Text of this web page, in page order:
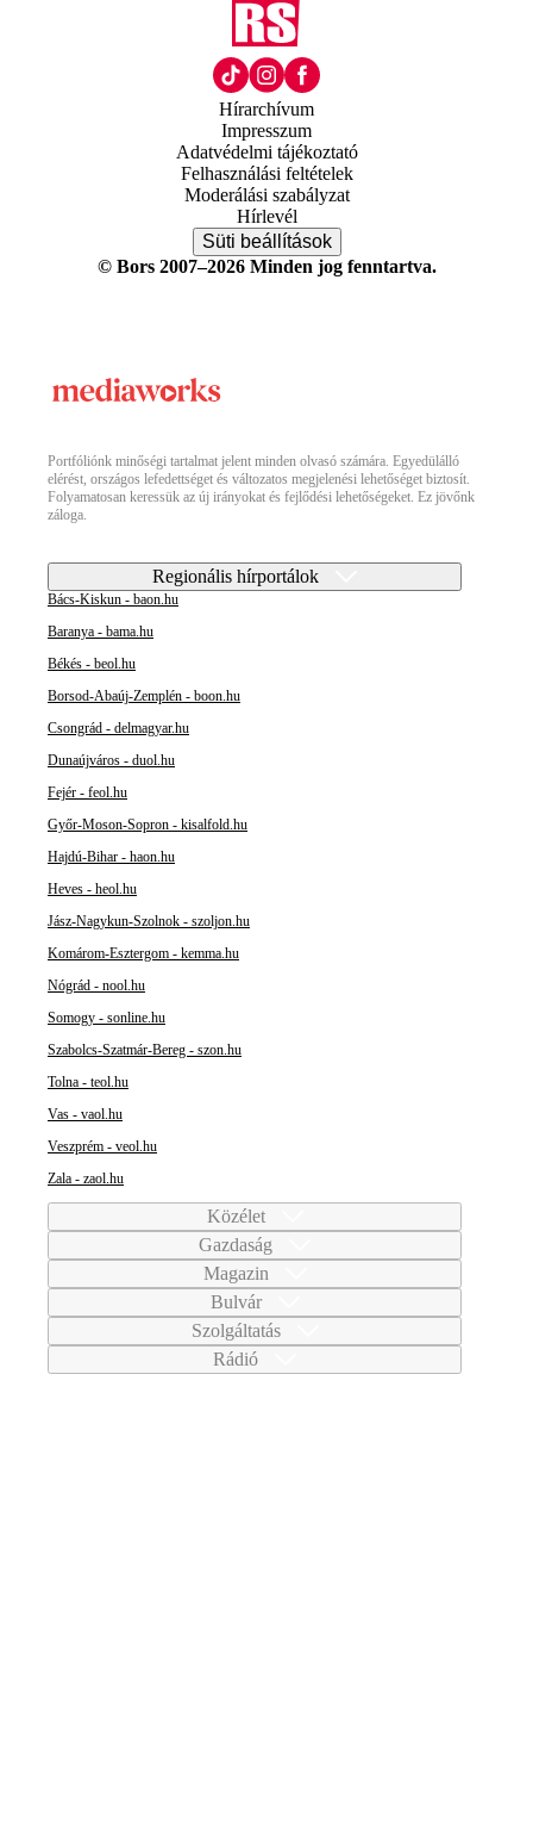
Hírarchívum
Impresszum
Adatvédelmi tájékoztató
Felhasználási feltételek
Moderálási szabályzat
Hírlevél
Süti beállítások
© Bors 2007–2026 Minden jog fenntartva.
Portfóliónk minőségi tartalmat jelent minden olvasó számára. Egyedülálló
elérést, országos lefedettséget és változatos megjelenési lehetőséget biztosít.
Folyamatosan keressük az új irányokat és fejlődési lehetőségeket. Ez jövőnk
záloga.
Regionális hírportálok
Bács-Kiskun - baon.hu
Baranya - bama.hu
Békés - beol.hu
Borsod-Abaúj-Zemplén - boon.hu
Csongrád - delmagyar.hu
Dunaújváros - duol.hu
Fejér - feol.hu
Győr-Moson-Sopron - kisalfold.hu
Hajdú-Bihar - haon.hu
Heves - heol.hu
Jász-Nagykun-Szolnok - szoljon.hu
Komárom-Esztergom - kemma.hu
Nógrád - nool.hu
Somogy - sonline.hu
Szabolcs-Szatmár-Bereg - szon.hu
Tolna - teol.hu
Vas - vaol.hu
Veszprém - veol.hu
Zala - zaol.hu
Közélet
Gazdaság
Magazin
Bulvár
Szolgáltatás
Rádió